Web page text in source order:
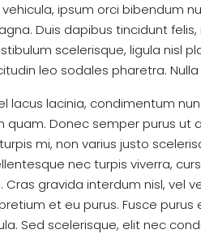
ipsum orci bibendum
Duis dapibus tincidunt
scelerisque, ligula nisl
leo sodales pharetra.
lacus lacinia, condimentum
quam. Donec semper purus ut
mi, non varius justo
nec turpis viverra,
gravida interdum nisl, vel
et eu purus. Fusce
Sed scelerisque, elit nec